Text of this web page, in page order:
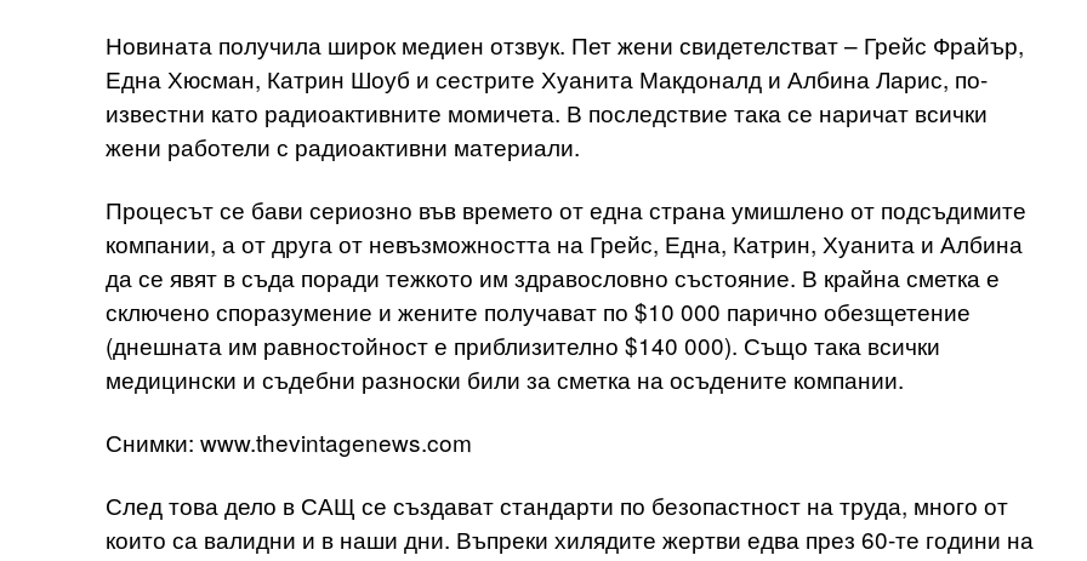
Новината получила широк медиен отзвук. Пет жени свидетелстват – Грейс Фрайър,
Една Хюсман, Катрин Шоуб и сестрите Хуанита Макдоналд и Албина Ларис, по-
известни като радиоактивните момичета. В последствие така се наричат всички
жени работели с радиоактивни материали.
Процесът се бави сериозно във времето от една страна умишлено от подсъдимите
компании, а от друга от невъзможността на Грейс, Една, Катрин, Хуанита и Албина
да се явят в съда поради тежкото им здравословно състояние. В крайна сметка е
сключено споразумение и жените получават по $10 000 парично обезщетение
(днешната им равностойност е приблизително $140 000). Също така всички
медицински и съдебни разноски били за сметка на осъдените компании.
Снимки: www.thevintagenews.com
След това дело в САЩ се създават стандарти по безопастност на труда, много от
които са валидни и в наши дни. Въпреки хилядите жертви едва през 60-те години на